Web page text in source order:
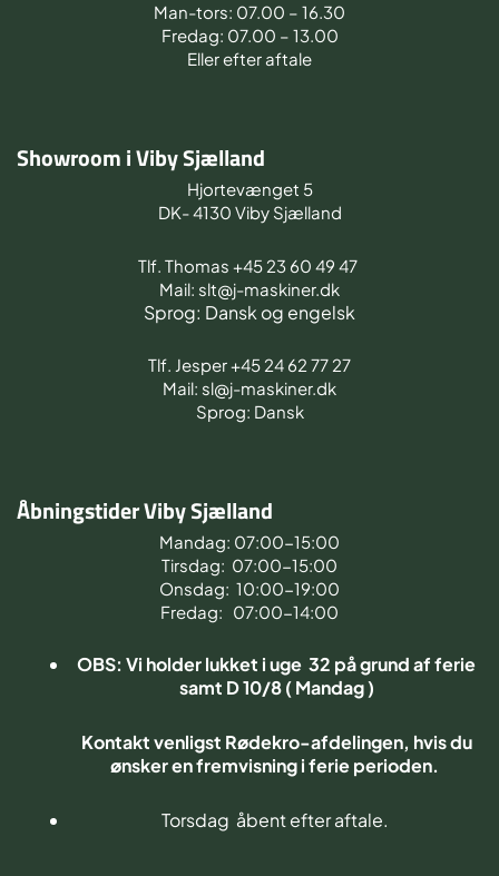
Man-tors: 07.00 – 16.30
Fredag: 07.00 – 13.00
Eller efter aftale
Showroom i Viby Sjælland
Hjortevænget 5
DK- 4130 Viby Sjælland
Tlf. Thomas +45 23 60 49 47
Mail: slt@j-maskiner.dk
Sprog: Dansk og engelsk
Tlf. Jesper +45 24 62 77 27
Mail: sl@j-maskiner.dk
Sprog: Dansk
Åbningstider Viby Sjælland
Mandag: 07:00-15:00
Tirsdag: 07:00-15:00
Onsdag: 10:00-19:00
Fredag: 07:00-14:00
OBS: Vi holder lukket i uge 32 på grund af ferie
samt D 10/8 ( Mandag )
Kontakt venligst Rødekro-afdelingen, hvis du
ønsker en fremvisning i ferie perioden.
Torsdag åbent efter aftale.